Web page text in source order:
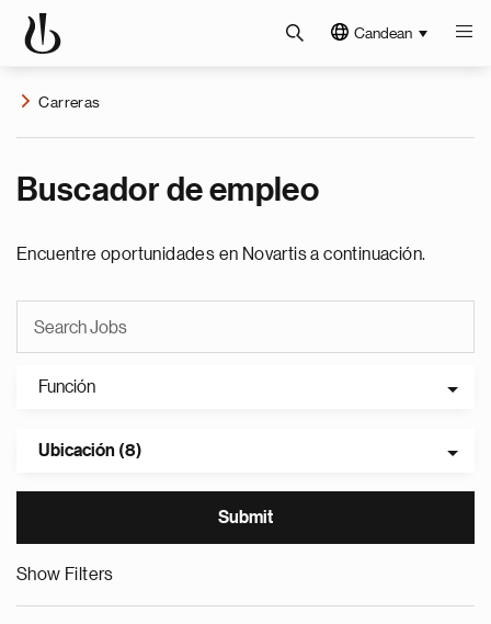
Candean
Carreras
Buscador de empleo
Encuentre oportunidades en Novartis a continuación.
Función
Ubicación (8)
Show Filters